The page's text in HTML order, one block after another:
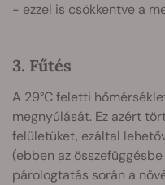
- ezzel is csökkentve a
3. Fűtés
A 29°C feletti
megnyúlását. Ez azért
felületüket, ezáltal
(ebben az
párologtatás során a